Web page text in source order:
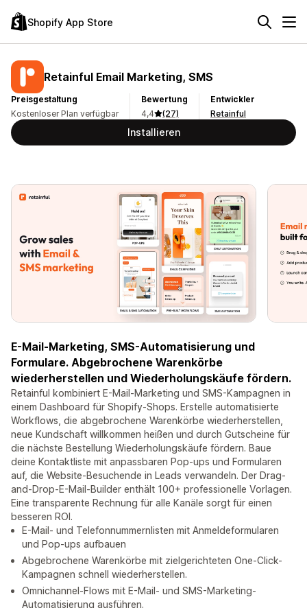
Shopify App Store
Retainful Email Marketing, SMS
Preisgestaltung
Kostenloser Plan verfügbar
Bewertung
4,4
(27)
Entwickler
Retainful
Installieren
E-Mail-Marketing, SMS-Automatisierung und
Formulare. Abgebrochene Warenkörbe
wiederherstellen und Wiederholungskäufe fördern.
Retainful kombiniert E-Mail-Marketing und SMS-Kampagnen in
einem Dashboard für Shopify-Shops. Erstelle automatisierte
Workflows, die abgebrochene Warenkörbe wiederherstellen,
neue Kundschaft willkommen heißen und durch Gutscheine für
die nächste Bestellung Wiederholungskäufe fördern. Baue
deine Kontaktliste mit anpassbaren Pop-ups und Formularen
auf, die Website-Besuchende in Leads verwandeln. Der Drag-
and-Drop-E-Mail-Builder enthält 100+ professionelle Vorlagen.
Eine transparente Rechnung für alle Kanäle sorgt für einen
besseren ROI.
E-Mail- und Telefonnummernlisten mit Anmeldeformularen
und Pop-ups aufbauen
Abgebrochene Warenkörbe mit zielgerichteten One-Click-
Kampagnen schnell wiederherstellen.
Omnichannel-Flows mit E-Mail- und SMS-Marketing-
Automatisierung ausführen.